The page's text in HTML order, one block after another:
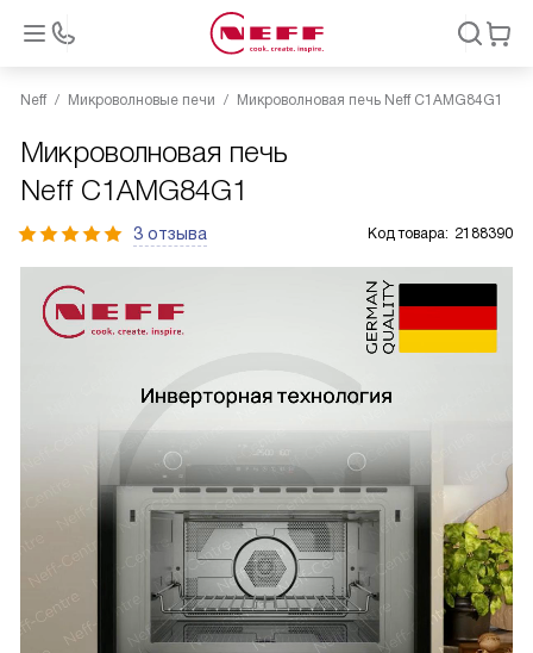
Neff Микроволновые печи Микроволновая печь Neff C1AMG84G1
Микроволновая печь
Neff C1AMG84G1
3 отзыва Код товара: 2188390